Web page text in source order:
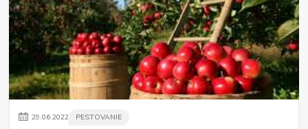
29.06.2022 PESTOVANIE